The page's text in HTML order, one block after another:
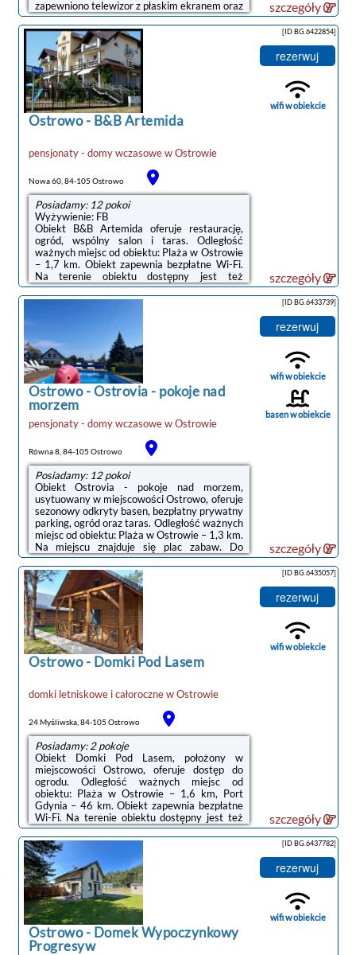
zapewniono telewizor z płaskim ekranem oraz
prywatną łazienkę z bezpłatnym zestawem
kosmetyków, suszarką do włosów i
prysznicem. W niektórych opcjach
zakwaterowania zapewniono także aneks
kuchenny z lodówką, mikrofalówką i płytą
kuchenną.Na miejscu znajduje się sprzęt do
grillowania, a okolica jest popularna wśród
miłośników jazdy na rowerze.Odległość ...
szczegóły
Ostrowo- B&B Artemida
pensjonaty - domy wczasowewOstrowie
Nowa 60, 84-105 Ostrowo
Posiadamy: 12 pokoi
Wyżywienie: FB
Obiekt B&B Artemida oferuje restaurację,
ogród, wspólny salon i taras. Odległość
ważnych miejsc od obiektu: Plaża w Ostrowie
– 1,7 km. Obiekt zapewnia bezpłatne Wi-Fi.
Na terenie obiektu dostępny jest też
prywatny parking.Niektóre opcje
zakwaterowania wyposażono w telewizor z
bufetu.W obiekcie znajduje się plac zabaw, a
okolica jest popularna wśród miłośników
trekkingu i jazdy na rowerze.Odległość
ważnych miejsc od obiektu: Port Gdynia – 47
km, Dworzec kolejowy – 49 km. Lotnisko
Lotnisko ...
[ID BG.6422854]
rezerwuj
wifi w obiekcie
szczegóły
Ostrowo-Ostrovia - pokoje nad
morzem
pensjonaty - domy wczasowewOstrowie
Równa 8, 84-105 Ostrowo
Posiadamy: 12 pokoi
Obiekt Ostrovia - pokoje nad morzem,
usytuowany w miejscowości Ostrowo, oferuje
sezonowy odkryty basen, bezpłatny prywatny
parking, ogród oraz taras. Odległość ważnych
miejsc od obiektu: Plaża w Ostrowie – 1,3 km.
Na miejscu znajduje się plac zabaw. Do
dyspozycji Gości są również pokoje rodzinne.
Obiekt jest idealnym wyborem dla
niepalących. Odległość ważnych miejsc od
obiektu: Port Gdynia – 46 km.W każdej opcji
zakwaterowania w obiekcie znajduje się
szafa, telewizor z płaskim ekranem oraz
prywatna łazienka. Pościel i ręczniki są
zapewnione. We wszystkich pokojach w ...
[ID BG.6433739]
rezerwuj
wifi w obiekcie
basen w obiekcie
szczegóły
Ostrowo- Domki Pod Lasem
domki letniskowe i całorocznewOstrowie
24 Myśliwska, 84-105 Ostrowo
Posiadamy: 2 pokoje
Obiekt Domki Pod Lasem, położony w
miejscowości Ostrowo, oferuje dostęp do
ogrodu. Odległość ważnych miejsc od
obiektu: Plaża w Ostrowie – 1,6 km, Port
Gdynia – 46 km. Obiekt zapewnia bezpłatne
Wi-Fi. Na terenie obiektu dostępny jest też
prywatny parking.Wszystkie opcje
zakwaterowania mają taras, skąd roztacza
się widok na ogród. W każdej opcji znajduje
się też aneks kuchenny z lodówką i
mikrofalówką oraz prywatna łazienka z
prysznicem. Wyposażenie obejmuje także
płytę kuchenną i czajnik.Odległość ważnych
miejsc od obiektu: Stocznia Gdynia – 49 km,
Dworzec ...
[ID BG.6435057]
rezerwuj
wifi w obiekcie
szczegóły
Ostrowo- Domek Wypoczynkowy
Progresyw
[ID BG.6437782]
rezerwuj
wifi w obiekcie